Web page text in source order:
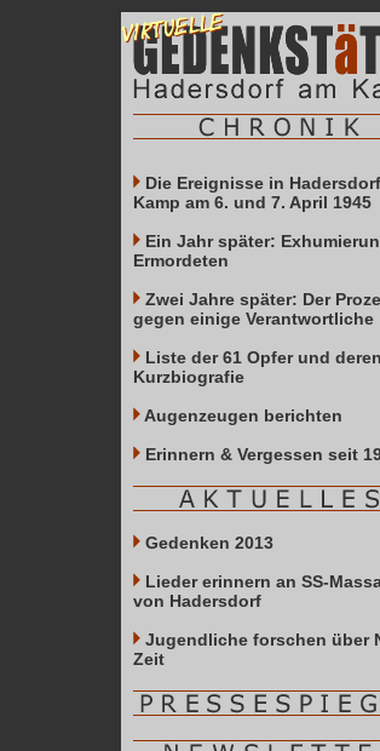
Die Ereignisse in
Kamp am 6. und 7. April 1945
Ein Jahr später:
Ermordeten
Zwei Jahre später: Der
gegen einige Verantwortliche
Liste der 61 Opfer und deren
Kurzbiografie
Augenzeugen berichten
Erinnern & Vergessen seit
Gedenken 2013
Lieder erinnern an SS-
von Hadersdorf
Jugendliche forschen über
Zeit